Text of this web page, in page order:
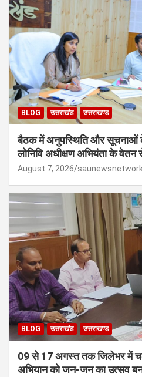
BLOG उत्तराखंड उत्तराखण्ड
बैठक में अनुपस्थिति और सूचनाओं
लोनिवि अधीक्षण अभियंता के वेतन
August 7, 2026
BLOG उत्तराखंड उत्तराखण्ड
09 से 17 अगस्त तक जिलेभर में
अभियान को जन-जन का उत्सव